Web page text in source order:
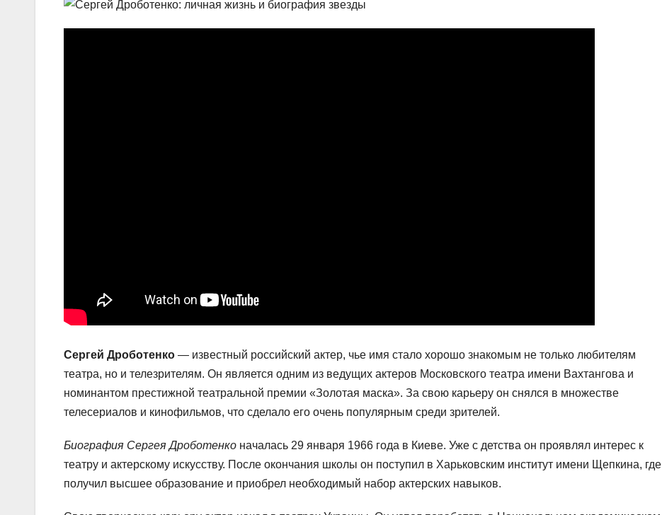
Сергей Дроботенко — известный российский актер, чье имя стало хорошо знакомым не только любителям
театра, но и телезрителям. Он является одним из ведущих актеров Московского театра имени Вахтангова и
номинантом престижной театральной премии «Золотая маска». За свою карьеру он снялся в множестве
телесериалов и кинофильмов, что сделало его очень популярным среди зрителей.
Биография Сергея Дроботенко началась 29 января 1966 года в Киеве. Уже с детства он проявлял интерес к
театру и актерскому искусству. После окончания школы он поступил в Харьковским институт имени Щепкина, где
получил высшее образование и приобрел необходимый набор актерских навыков.